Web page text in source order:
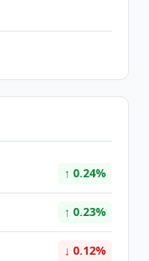
↑ 0.24%
↑ 0.23%
↓ 0.12%